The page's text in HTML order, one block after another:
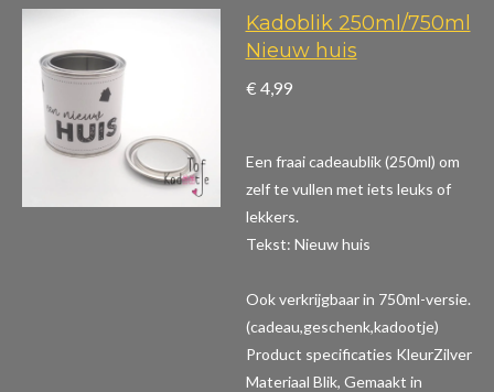
Kadoblik 250ml/750ml
Nieuw huis
€ 4,99
Een fraai cadeaublik (250ml) om
zelf te vullen met iets leuks of
lekkers.
Tekst: Nieuw huis
Ook verkrijgbaar in 750ml-versie.
(cadeau,geschenk,kadootje)
Product specificaties KleurZilver
Materiaal Blik, Gemaakt in